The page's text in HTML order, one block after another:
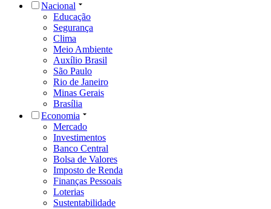
Nacional
Educação
Segurança
Clima
Meio Ambiente
Auxílio Brasil
São Paulo
Rio de Janeiro
Minas Gerais
Brasília
Economia
Mercado
Investimentos
Banco Central
Bolsa de Valores
Imposto de Renda
Finanças Pessoais
Loterias
Sustentabilidade